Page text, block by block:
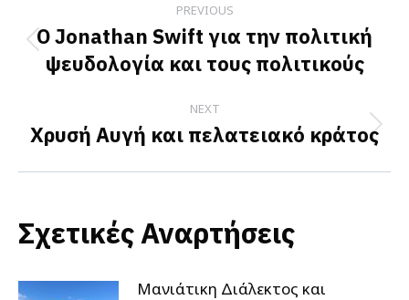
navigation
PREVIOUS
Previous
post:
O Jonathan Swift για την πολιτική
ψευδολογία και τους πολιτικούς
NEXT
Next
Χρυσή Αυγή και πελατειακό κράτος
Σχετικές Αναρτήσεις
Μανιάτικη Διάλεκτος και